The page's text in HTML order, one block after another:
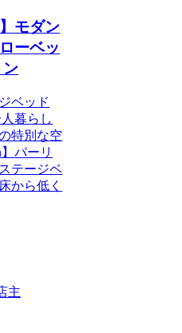
モダン
ーベッ
ベッド
暮らし
特別な空
バーリ
テージベ
から低く
主